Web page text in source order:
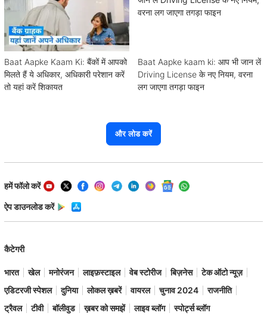
Baat Aapke Kaam Ki: बैंकों में आपको
मिलते हैं ये अधिकार, अधिकारी परेशान करें
तो यहां करें शिकायत
Baat Aapke kaam ki: आप भी जान लें
Driving License के नए नियम, वरना
लग जाएगा तगड़ा फाइन
और लोड करें
हमें फॉलो करें
ऐप डाउनलोड करें
कैटेगरी
भारत खेल मनोरंजन लाइफ़स्टाइल वेब स्टोरीज बिज़नेस
टेक ऑटो न्यूज़
एडिटरजी स्पेशल
दुनिया लोकल ख़बरें वायरल चुनाव 2024
राजनीति
ट्रैवल
टीवी बॉलीवुड ख़बर को समझें लाइव ब्लॉग स्पोर्ट्स ब्लॉग